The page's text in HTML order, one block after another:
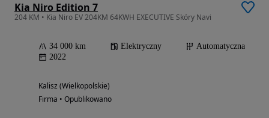
Kia Niro Edition 7
204 KM • Kia Niro EV 204KM 64KWH EXECUTIVE Skóry Navi
34 000 km Elektryczny
Automatyczna
2022
Kalisz (Wielkopolskie)
Firma • Opublikowano